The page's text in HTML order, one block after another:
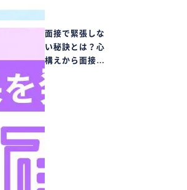
面接で緊張しな
い秘訣とは？心
構えから面接…